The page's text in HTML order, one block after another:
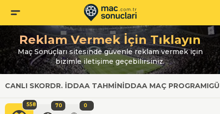
Reklam Vermek İçin Tıklayın
Maç Sonuçları sitesinde güvenle reklam vermek için
bizimle iletişime geçebilirsiniz.
CANLI SKORDR. İDDAA TAHMINİDDAA MAÇ PROGRAMI
558 70 0